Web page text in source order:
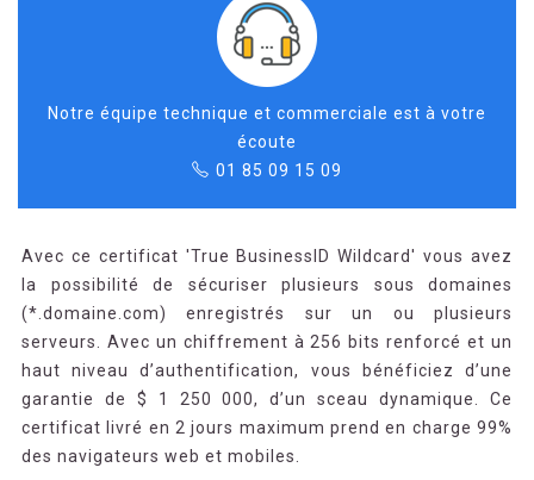
Notre équipe technique et commerciale est à votre
écoute
01 85 09 15 09
Avec ce certificat 'True BusinessID Wildcard' vous avez
la possibilité de sécuriser plusieurs sous domaines
(*.domaine.com) enregistrés sur un ou plusieurs
serveurs. Avec un chiffrement à 256 bits renforcé et un
haut niveau d’authentification, vous bénéficiez d’une
garantie de $ 1 250 000, d’un sceau dynamique. Ce
certificat livré en 2 jours maximum prend en charge 99%
des navigateurs web et mobiles.